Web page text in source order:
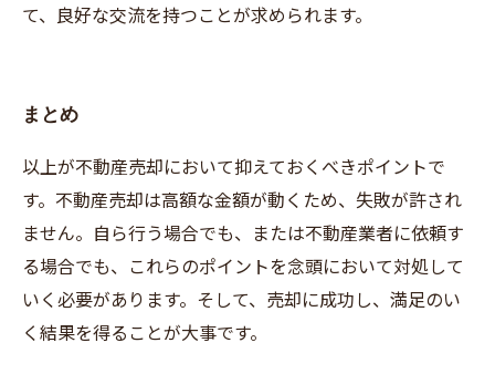
て、良好な交流を持つことが求められます。
まとめ
以上が不動産売却において抑えておくべきポイントで
す。不動産売却は高額な金額が動くため、失敗が許され
ません。自ら行う場合でも、または不動産業者に依頼す
る場合でも、これらのポイントを念頭において対処して
いく必要があります。そして、売却に成功し、満足のい
く結果を得ることが大事です。